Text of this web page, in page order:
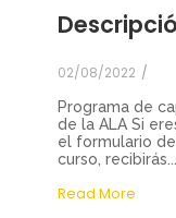
02/08/2022 /
Programa de
de la ALA Si
el formulario
curso, recibirás...
Read More